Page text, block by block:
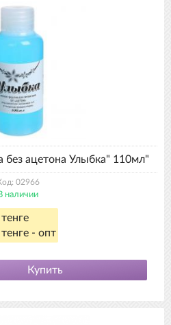
без ацетона Улыбка" 110мл"
02966
наличии
- опт
Купить